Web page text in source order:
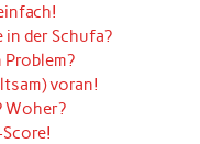
der Schufa?
voran!
Woher?